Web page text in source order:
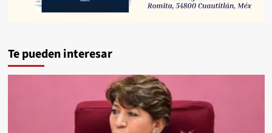
Te pueden interesar